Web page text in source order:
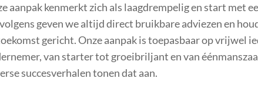
aanpak kenmerkt zich als laagdrempelig en start met
geven we altijd direct bruikbare adviezen en
gericht. Onze aanpak is toepasbaar op vrijwel
van starter tot groeibriljant en van
succesverhalen tonen dat aan.